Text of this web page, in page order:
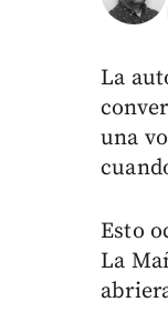
La
una
Esto
La